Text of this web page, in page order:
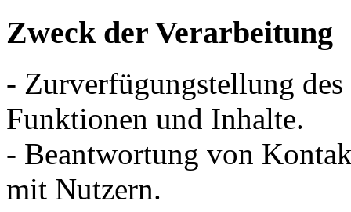
Zweck der Verarbeitung
- Zurverfügungstellung
Funktionen und Inhalte.
- Beantwortung von
mit Nutzern.